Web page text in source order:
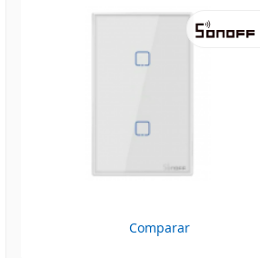
Comparar